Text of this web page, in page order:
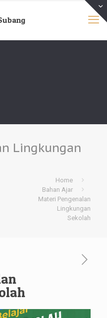
Lingkungan
Home
Bahan Ajar
Materi Pengenalan
Lingkungan
Sekolah